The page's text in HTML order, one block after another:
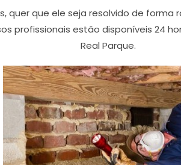
que ele seja resolvido de forma
profissionais estão disponíveis 24
Real Parque.